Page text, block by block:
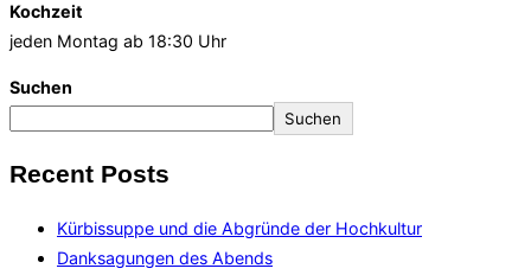
Kochzeit
jeden Montag ab 18:30 Uhr
Suchen
Suchen
Recent Posts
Kürbissuppe und die Abgründe der Hochkultur
Danksagungen des Abends